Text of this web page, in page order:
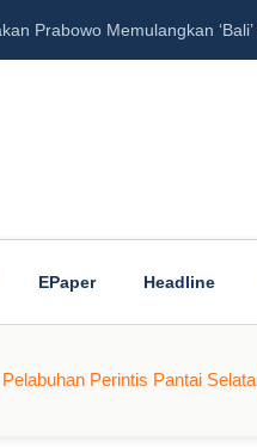
Prabowo Memulangkan
EPaper Headline
Perintis Pantai